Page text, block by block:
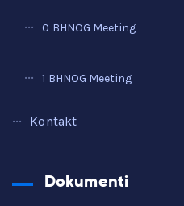
0 BHNOG Meeting
1 BHNOG Meeting
Kontakt
Dokumenti